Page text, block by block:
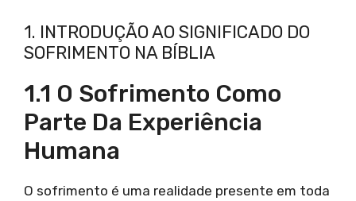
1. INTRODUÇÃO AO SIGNIFICADO DO
SOFRIMENTO NA BÍBLIA
1.1 O Sofrimento Como
Parte Da Experiência
Humana
O sofrimento é uma realidade presente em toda